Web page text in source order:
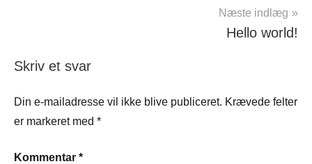
Næste indlæg
Hello world!
Skriv et svar
Din e-mailadresse vil ikke blive publiceret. Krævede felter
er markeret med *
Kommentar *